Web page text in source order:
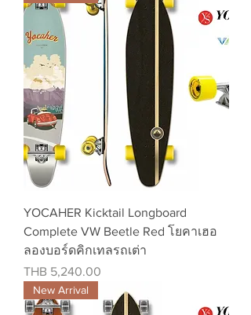
YOCAHER Kicktail Longboard
Complete VW Beetle Red โยคาเฮอ
ลองบอร์ดคิกเทลรถเต่า
Price
THB 5,240.00
New Arrival